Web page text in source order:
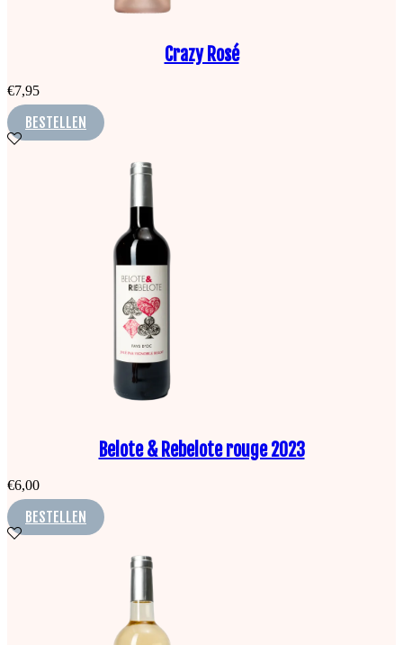
Crazy Rosé
€7,95
BESTELLEN
Belote & Rebelote rouge 2023
€6,00
BESTELLEN